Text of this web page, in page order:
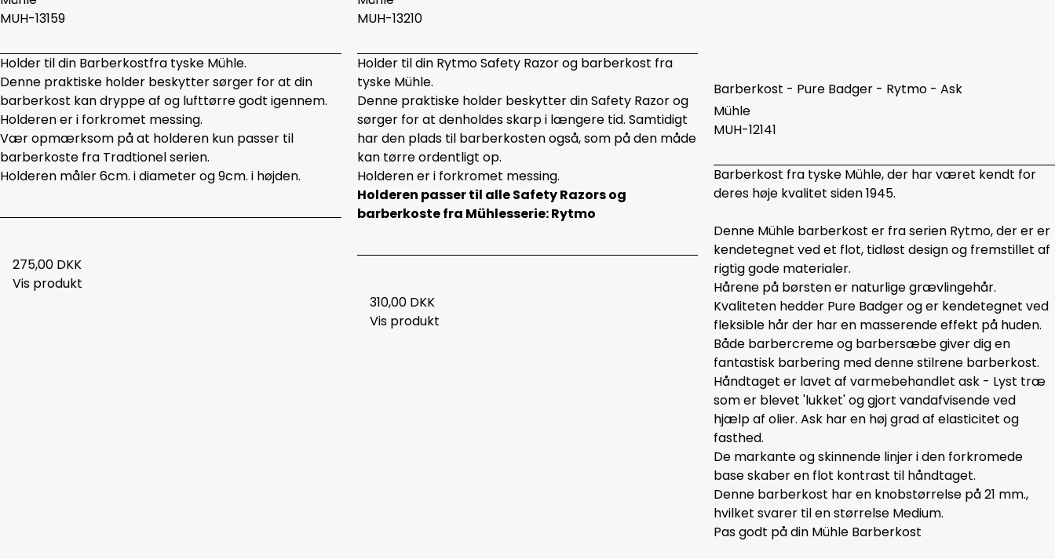
MUH-13159
Holder til din Barberkostfra tyske Mühle.
Denne praktiske holder beskytter sørger for at din
barberkost kan dryppe af og lufttørre godt igennem.
Holderen er i forkromet messing.
Vær opmærksom på at holderen kun passer til
barberkoste fra Tradtionel serien.
Holderen måler 6cm. i diameter og 9cm. i højden.
275,00 DKK
Vis produkt
MUH-13210
Holder til din Rytmo Safety Razor og barberkost fra
tyske Mühle.
Denne praktiske holder beskytter din Safety Razor og
sørger for at denholdes skarp i længere tid. Samtidigt
har den plads til barberkosten også, som på den måde
kan tørre ordentligt op.
Holderen er i forkromet messing.
Holderen passer til alle Safety Razors og
barberkoste fra Mühlesserie: Rytmo
310,00 DKK
Vis produkt
Barberkost - Pure Badger - Rytmo - Ask
Mühle
MUH-12141
Barberkost fra tyske Mühle, der har været kendt for
deres høje kvalitet siden 1945.
Denne Mühle barberkost er fra serien Rytmo, der er er
kendetegnet ved et flot, tidløst design og fremstillet af
rigtig gode materialer.
Hårene på børsten er naturlige grævlingehår.
Kvaliteten hedder Pure Badger og er kendetegnet ved
fleksible hår der har en masserende effekt på huden.
Både barbercreme og barbersæbe giver dig en
fantastisk barbering med denne stilrene barberkost.
Håndtaget er lavet af varmebehandlet ask - Lyst træ
som er blevet 'lukket' og gjort vandafvisende ved
hjælp af olier. Ask har en høj grad af elasticitet og
fasthed.
De markante og skinnende linjer i den forkromede
base skaber en flot kontrast til håndtaget.
Denne barberkost har en knobstørrelse på 21 mm.,
hvilket svarer til en størrelse Medium.
Pas godt på din Mühle Barberkost